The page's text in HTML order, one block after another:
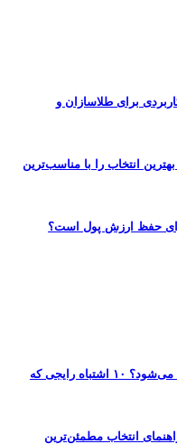
برای طلاسازان و
انتخاب را با مناسب‌ترین
برای حفظ ارزش پول است؟
چرا باتری خودرو زودتر از موعد خراب می‌شود؟ ۱۰ اشتباه رایجی که
انتخاب مطمئن‌ترین